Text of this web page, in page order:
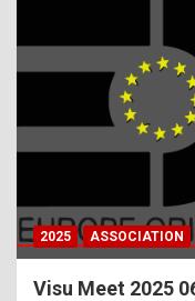
2025 ASSOCIATION
Visu Meet 2025